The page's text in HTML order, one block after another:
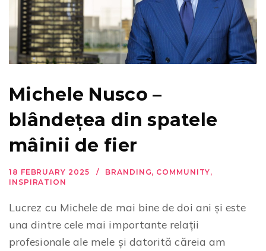
Michele Nusco –
blândețea din spatele
mâinii de fier
18 FEBRUARY 2025 BRANDING, COMMUNITY,
INSPIRATION
Lucrez cu Michele de mai bine de doi ani și este
una dintre cele mai importante relații
profesionale ale mele și datorită căreia am